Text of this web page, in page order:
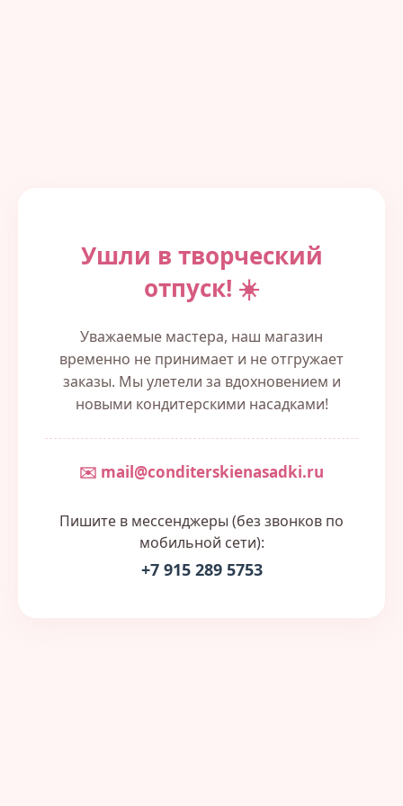
Ушли в творческий
отпуск! ☀️
Уважаемые мастера, наш магазин
временно не принимает и не отгружает
заказы. Мы улетели за вдохновением и
новыми кондитерскими насадками!
✉️ mail@conditerskienasadki.ru
Пишите в мессенджеры (без звонков по
мобильной сети):
+7 915 289 5753